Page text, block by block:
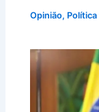
Opinião, Política